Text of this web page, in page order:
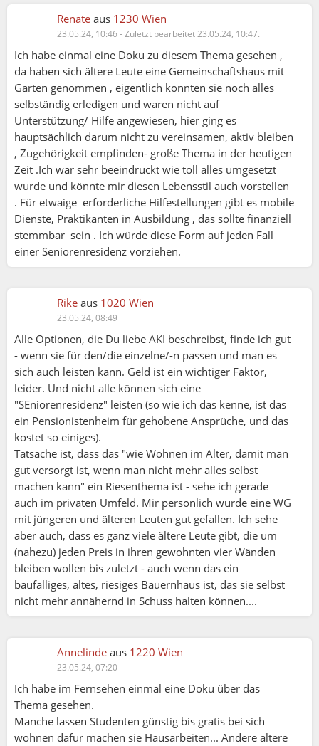
Renate aus 1230 Wien
23.05.24, 10:46 -Zuletzt bearbeitet 23.05.24, 10:47.
Ich habe einmal eine Doku zu diesem Thema gesehen ,
da haben sich ältere Leute eine Gemeinschaftshaus mit
Garten genommen , eigentlich konnten sie noch alles
selbständig erledigen und waren nicht auf
Unterstützung/ Hilfe angewiesen, hier ging es
hauptsächlich darum nicht zu vereinsamen, aktiv bleiben
, Zugehörigkeit empfinden- große Thema in der heutigen
Zeit .Ich war sehr beeindruckt wie toll alles umgesetzt
wurde und könnte mir diesen Lebensstil auch vorstellen
. Für etwaige erforderliche Hilfestellungen gibt es mobile
Dienste, Praktikanten in Ausbildung , das sollte finanziell
stemmbar sein . Ich würde diese Form auf jeden Fall
einer Seniorenresidenz vorziehen.
Rike aus 1020 Wien
23.05.24, 08:49
Alle Optionen, die Du liebe AKI beschreibst, finde ich gut
- wenn sie für den/die einzelne/-n passen und man es
sich auch leisten kann. Geld ist ein wichtiger Faktor,
leider. Und nicht alle können sich eine
"SEniorenresidenz" leisten (so wie ich das kenne, ist das
ein Pensionistenheim für gehobene Ansprüche, und das
kostet so einiges).
Tatsache ist, dass das "wie Wohnen im Alter, damit man
gut versorgt ist, wenn man nicht mehr alles selbst
machen kann" ein Riesenthema ist - sehe ich gerade
auch im privaten Umfeld. Mir persönlich würde eine WG
mit jüngeren und älteren Leuten gut gefallen. Ich sehe
aber auch, dass es ganz viele ältere Leute gibt, die um
(nahezu) jeden Preis in ihren gewohnten vier Wänden
bleiben wollen bis zuletzt - auch wenn das ein
baufälliges, altes, riesiges Bauernhaus ist, das sie selbst
nicht mehr annähernd in Schuss halten können....
Annelinde aus 1220 Wien
23.05.24, 07:20
Ich habe im Fernsehen einmal eine Doku über das
Thema gesehen.
Manche lassen Studenten günstig bis gratis bei sich
wohnen dafür machen sie Hausarbeiten... Andere ältere